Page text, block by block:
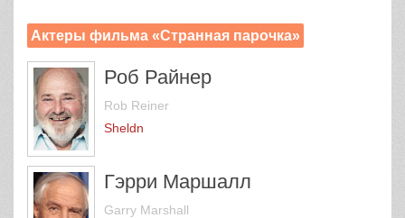
Актеры фильма «Странная парочка»
Роб Райнер
Rob Reiner
Sheldn
Гэрри Маршалл
Garry Marshall